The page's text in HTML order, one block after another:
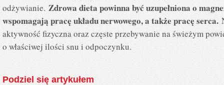
odżywianie. Zdrowa dieta powinna być uzupełniona o
wspomagają pracę układu nerwowego, a także pracę serca.
aktywność fizyczna oraz częste przebywanie na świeżym
o właściwej ilości snu i odpoczynku.
Podziel się artykułem